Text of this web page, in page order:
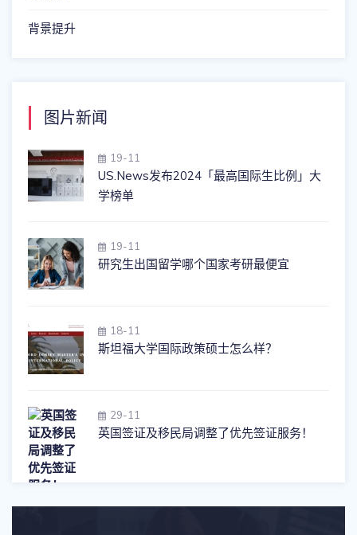
背景提升
图片新闻
19-11
US.News发布2024「最高国际生比例」大
学榜单
19-11
研究生出国留学哪个国家考研最便宜
18-11
斯坦福大学国际政策硕士怎么样？
29-11
英国签证及移民局调整了优先签证服务！